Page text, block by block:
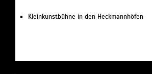
Kleinkunstbühne in den Heckmannhöfen